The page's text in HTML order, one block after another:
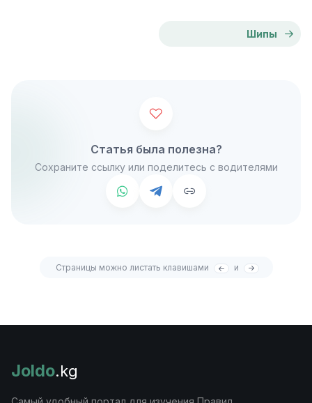
Шипы
Статья была полезна?
Сохраните ссылку или поделитесь с водителями
Страницы можно листать клавишами и
Joldo.kg